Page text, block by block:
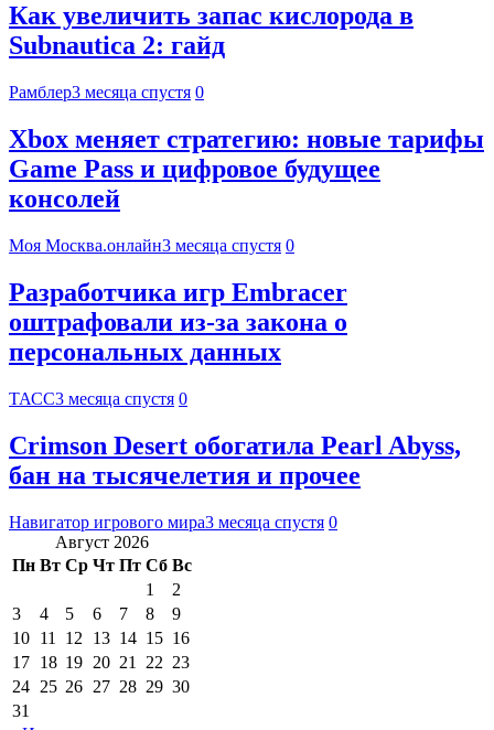
Как увеличить запас кислорода в
Subnautica 2: гайд
Рамблер3 месяца спустя 0
Xbox меняет стратегию: новые тарифы
Game Pass и цифровое будущее
консолей
Моя Москва.онлайн3 месяца спустя 0
Разработчика игр Embracer
оштрафовали из-за закона о
персональных данных
ТАСС3 месяца спустя 0
Crimson Desert обогатила Pearl Abyss,
бан на тысячелетия и прочее
Навигатор игрового мира3 месяца спустя 0
Август 2026
Пн Вт Ср Чт Пт Сб Вс
1
2
3
4 5 6 7 8
9
10 11 12 13 14 15 16
17 18 19 20 21 22 23
24 25 26 27 28 29 30
31